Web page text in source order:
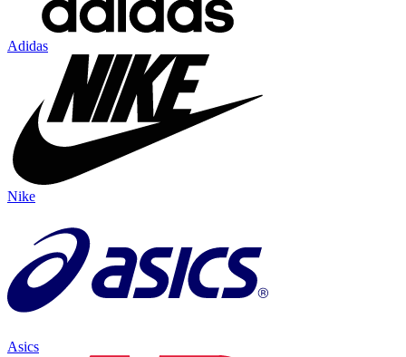
Adidas
Nike
Asics